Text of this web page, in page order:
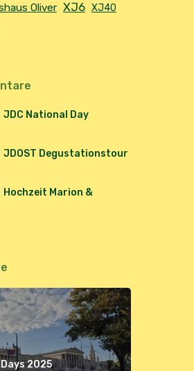
Oliver XJ6 XJ40
JDC National Day
JDOST Degustationstour
Hochzeit Marion &
2025